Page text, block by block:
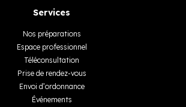
Services
Nos préparations
Espace professionnel
Téléconsultation
Prise de rendez-vous
Envoi d’ordonnance
Événements